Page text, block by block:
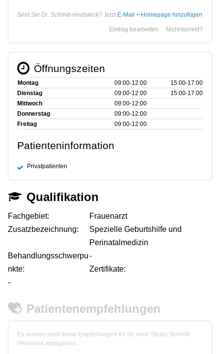
Sind Sie Dr. Schmitt-Heidsieck? Jetzt E-Mail + Homepage hinzufügen
Nicht korrekt?
Eintrag bearbeiten
Öffnungszeiten
Montag 09:00‑12:00
15:00‑17:00
Dienstag
09:00‑12:00
15:00‑17:00
Mittwoch
09:00‑12:00
Donnerstag
09:00‑12:00
Freitag
09:00‑12:00
Patienteninformation
Privatpatienten
Qualifikation
Fachgebiet:
Frauenarzt
Zusatzbezeichnung:
Spezielle Geburtshilfe und
Perinatalmedizin
Behandlungsschwerpu
nkte:
-
Zertifikate:
-
Patientenempfehlungen
Es wurden noch keine Empfehlungen für Dr. med. Stefan Schmitt-
Heidsieck abgegeben.